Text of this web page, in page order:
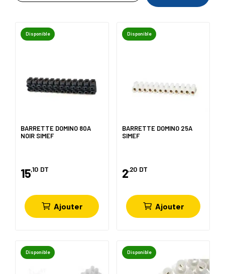
Disponible
BARRETTE DOMINO 80A
NOIR SIMEF
15,10 DT
Ajouter
Disponible
BARRETTE DOMINO 25A
SIMEF
2,20 DT
Ajouter
Disponible Disponible